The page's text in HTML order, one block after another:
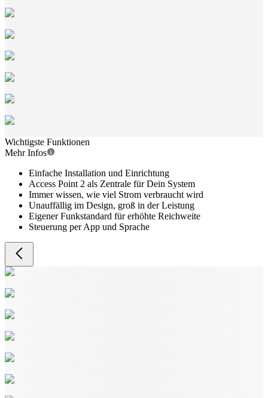
Wichtigste Funktionen
Mehr Infos
Einfache Installation und Einrichtung
Access Point 2 als Zentrale für Dein System
Immer wissen, wie viel Strom verbraucht wird
Unauffällig im Design, groß in der Leistung
Eigener Funkstandard für erhöhte Reichweite
Steuerung per App und Sprache